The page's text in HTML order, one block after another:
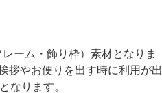
ーム・飾り枠）素材となりま
拶やお便りを出す時に利用が出
なります。